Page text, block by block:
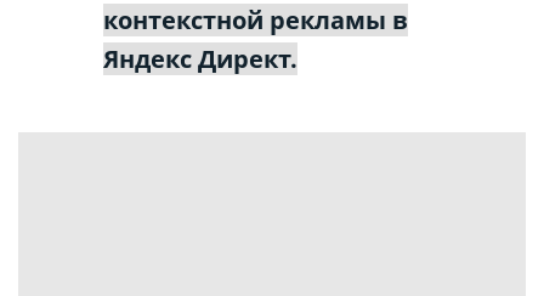
контекстной рекламы в
Яндекс Директ.